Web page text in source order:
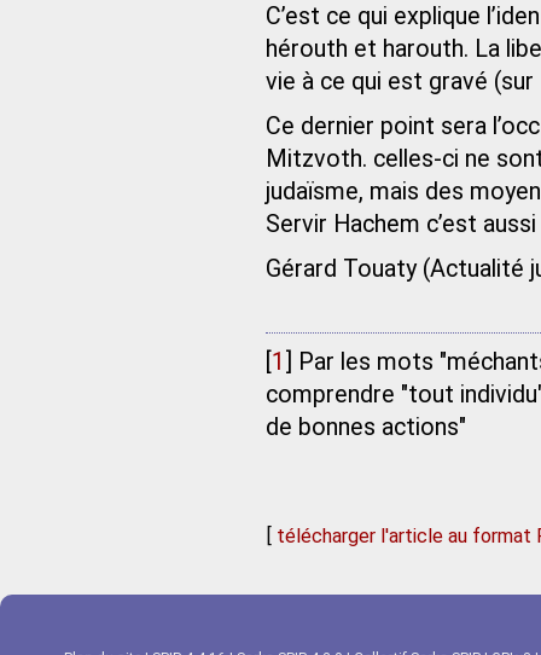
C’est ce qui explique
hérouth et harouth. La
vie à ce qui est gravé
Ce dernier point sera
Mitzvoth. celles-ci ne
judaïsme, mais des
Servir Hachem c’est
Gérard Touaty (Actualité
1
Par les mots
comprendre "tout
de bonnes actions"
[ télécharger l'article au format